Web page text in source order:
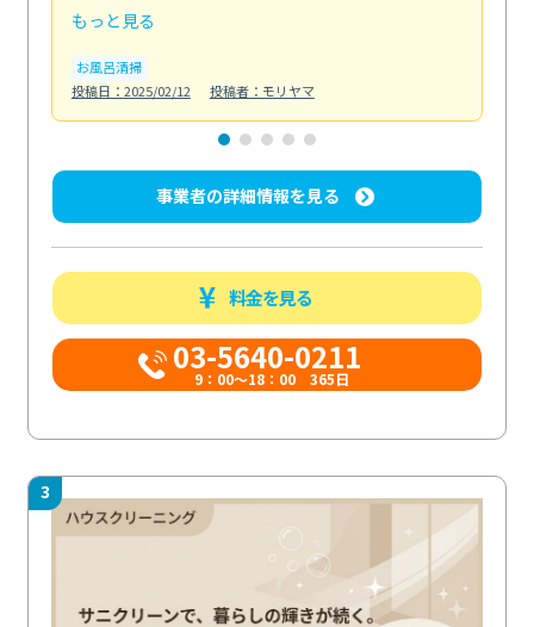
もっと見る
お風呂清掃
投稿日：2025/02/12
投稿者：モリヤマ
事業者の詳細情報を見る
料金を見る
03-5640-0211
9：00～18：00 365日
3